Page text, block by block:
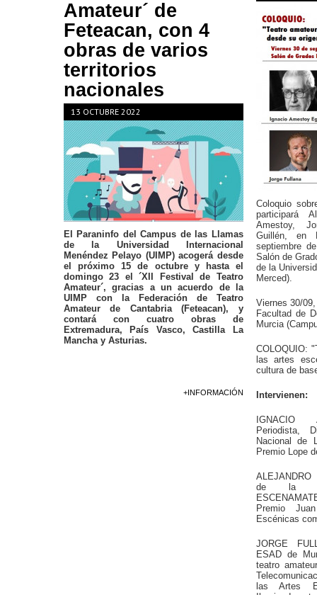
Amateur´ de
Feteacan, con 4
obras de varios
territorios
nacionales
13 OCTUBRE 2022
El Paraninfo del Campus de las Llamas
de la Universidad Internacional
Menéndez Pelayo (UIMP) acogerá desde
el próximo 15 de octubre y hasta el
domingo 23 el ´XII Festival de Teatro
Amateur´, gracias a un acuerdo de la
UIMP con la Federación de Teatro
Amateur de Cantabria (Feteacan), y
contará con cuatro obras de
Extremadura, País Vasco, Castilla La
Mancha y Asturias.
+INFORMACIÓN
Coloquio
participará
Amestoy,
Guillén, en
septiembre
Salón de
de la
Merced).
Viernes 30/
Facultad de
Murcia
COLOQUIO:
las artes
cultura de
Intervienen:
IGNACIO
Periodista,
Nacional de
Premio Lope
de la
Premio
Escénicas
JORGE
ESAD de
teatro
las Artes